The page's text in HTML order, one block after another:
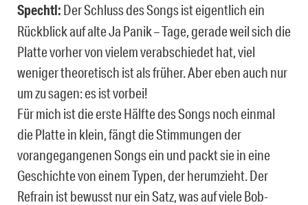
Spechtl: Der Schluss des Songs ist eigentlich ein
Rückblick auf alte Ja Panik – Tage, gerade weil sich die
Platte vorher von vielem verabschiedet hat, viel
weniger theoretisch ist als früher. Aber eben auch nur
um zu sagen: es ist vorbei!
Für mich ist die erste Hälfte des Songs noch einmal
die Platte in klein, fängt die Stimmungen der
vorangegangenen Songs ein und packt sie in eine
Geschichte von einem Typen, der herumzieht. Der
Refrain ist bewusst nur ein Satz, was auf viele Bob-